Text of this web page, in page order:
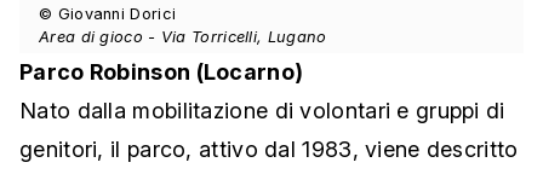
© Giovanni Dorici
Area di gioco - Via Torricelli, Lugano
Parco Robinson (Locarno)
Nato dalla mobilitazione di volontari e gruppi di
genitori, il parco, attivo dal 1983, viene descritto